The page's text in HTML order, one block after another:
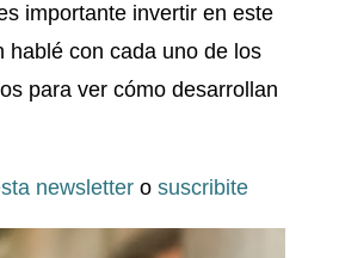
importante invertir en este
hablé con cada uno de los
para ver cómo desarrollan
newslettero suscribite